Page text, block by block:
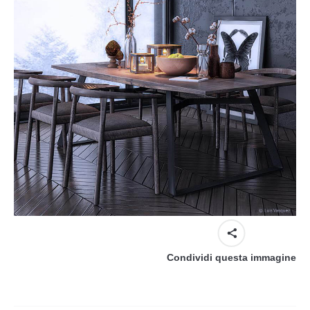
Condividi questa immagine